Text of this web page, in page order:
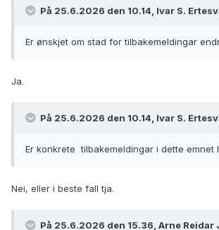
På 25.6.2026 den 10.14, Ivar S.
Er ønskjet om stad for tilbakemeldingar
Ja.
På 25.6.2026 den 10.14, Ivar S.
Er konkrete tilbakemeldingar i dette emnet
Nei, eller i beste fall tja.
På 25.6.2026 den 15.36, Arne Reidar